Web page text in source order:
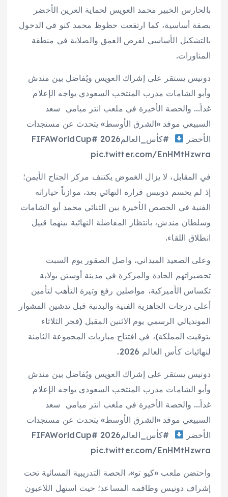
بالحارس الخبير محمد العويس لحماية العرين الأخضر
بصفة أساسية، كما ارتفعت حظوظ محمد كنو في الدخول
بالتشكيل الأساسي لفرض العمق والصلابة في منطقة
المناورات.
دونيس يستقر على إشراك العويس ويُفاضل بين مندش
وأبو الشامات مدرب المنتخب السعودي يواجه الإعلام
غداً… والحصة الأخيرة في ملعب انتر ميامي
سعد
السبيعي موفد «الشرق الأوسط» يتحدث عن مستجدات
الأخضر
#كأس_العالم2026 #FIFAWorldCup
pic.twitter.com/EnHMtHzwra
في المقابل، لا يزال الغموض يكتنف مركز الجناح الأيمن؛
إذ لم يحسم دونيس قراره النهائي بعد، موازناً خياراته
الفنية في الحصص الأخيرة بين الثنائي محمد أبو الشامات
وسلطان مندش، بانتظار المفاضلة النهائية بينهما قبيل
انطلاق اللقاء.
وعلى الصعيد الميداني، واصل الصقور يوم السبت
تحضيراتهم الجادة والمركزة في مدينة أوستن بولاية
تكساس الأميركية، مواصلين رفع وتيرة التأهب لتأمين
أعلى درجات الجاهزية الفنية والبدنية قبل تدشين المشوار
المونديالي الرسمي يوم الاثنين المقبل (فجر الثلاثاء
بتوقيت المملكة)، في افتتاح مباريات المجموعة الثامنة
لنهائيات كأس العالم 2026.
دونيس يستقر على إشراك العويس ويُفاضل بين مندش
وأبو الشامات مدرب المنتخب السعودي يواجه الإعلام
غداً… والحصة الأخيرة في ملعب انتر ميامي
سعد
السبيعي موفد «الشرق الأوسط» يتحدث عن مستجدات
الأخضر
#كأس_العالم2026 #FIFAWorldCup
pic.twitter.com/EnHMtHzwra
واحتضن ملعب «كيو تو»، الحصة التدريبية المسائية تحت
إشراف دونيس وطاقمه المساعد؛ حيث استهل اللاعبون